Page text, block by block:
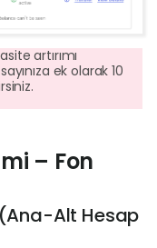
artırımı
ek olarak 10
– Fon
(Ana-Alt Hesap